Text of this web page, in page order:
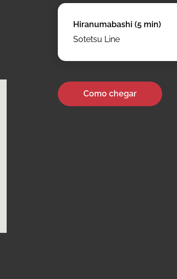
Hiranumabashi (5 min)
Sotetsu Line
Como chegar